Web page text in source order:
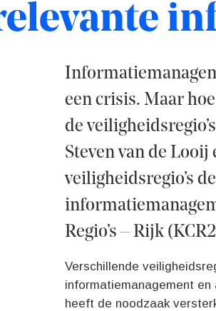
een crisis. Maar
de
Steven van de
veiligheidsregio’s
Regio’s – Rijk
Verschillende
informatiemanagement
heeft de noodzaak